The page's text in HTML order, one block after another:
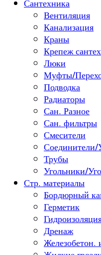
Сантехника
Вентиляция
Канализация
Краны
Крепеж
Люки
Муфты/
Подводка
Радиаторы
Сан. Разное
Сан. фильтры
Смесители
Соединители/
Трубы
Угольники/
Стр. материалы
Бордюрный
Герметик
Дренаж
Железобетон.